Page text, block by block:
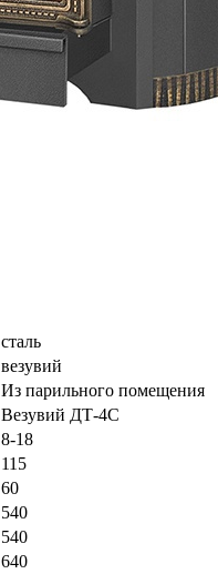
сталь
везувий
Из парильного помещения
Везувий ДТ-4С
8-18
115
60
540
540
640